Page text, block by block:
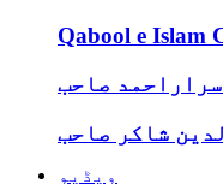
صاحب
شاکر صاحب
ویڈیو